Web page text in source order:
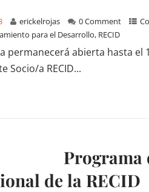
erickelrojas 0 Comment
para el Desarrollo, RECID
permanecerá abierta hasta el
Socio/a RECID...
Programa
de la RECID